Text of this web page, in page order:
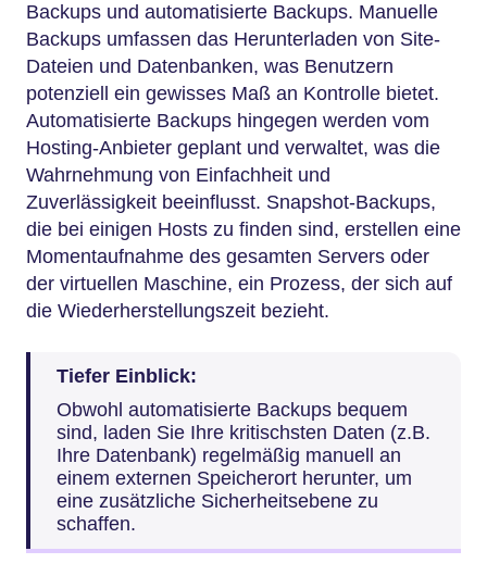
Backups und automatisierte Backups. Manuelle
Backups umfassen das Herunterladen von Site-
Dateien und Datenbanken, was Benutzern
potenziell ein gewisses Maß an Kontrolle bietet.
Automatisierte Backups hingegen werden vom
Hosting-Anbieter geplant und verwaltet, was die
Wahrnehmung von Einfachheit und
Zuverlässigkeit beeinflusst. Snapshot-Backups,
die bei einigen Hosts zu finden sind, erstellen eine
Momentaufnahme des gesamten Servers oder
der virtuellen Maschine, ein Prozess, der sich auf
die Wiederherstellungszeit bezieht.
Tiefer Einblick:
Obwohl automatisierte Backups bequem
sind, laden Sie Ihre kritischsten Daten (z.B.
Ihre Datenbank) regelmäßig manuell an
einem externen Speicherort herunter, um
eine zusätzliche Sicherheitsebene zu
schaffen.